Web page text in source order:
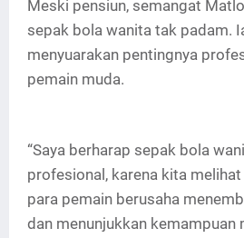
Meski pensiun, semangat
sepak bola wanita tak padam.
menyuarakan pentingnya
pemain muda.
“Saya berharap sepak bola
profesional, karena kita
para pemain berusaha
dan menunjukkan kemampuan